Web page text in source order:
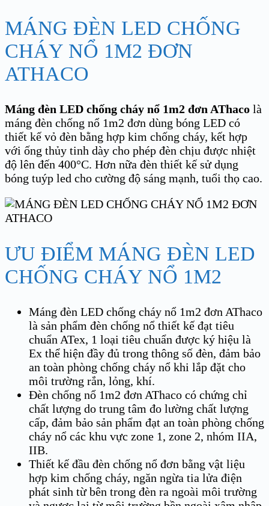
MÁNG ĐÈN LED CHỐNG
CHÁY NỔ 1M2 ĐƠN
ATHACO
Máng đèn LED chống cháy nổ 1m2 đơn AThaco là
máng đèn chống nổ 1m2 đơn dùng bóng LED có
thiết kế vỏ đèn bằng hợp kim chống cháy, kết hợp
với ống thủy tinh dày cho phép đèn chịu được nhiệt
độ lên đến 400°C. Hơn nữa đèn thiết kế sử dụng
bóng tuýp led cho cường độ sáng mạnh, tuổi thọ cao.
ƯU ĐIỂM MÁNG ĐÈN LED
CHỐNG CHÁY NỔ 1M2
Máng đèn LED chống cháy nổ 1m2 đơn AThaco
là sản phẩm đèn chống nổ thiết kế đạt tiêu
chuẩn ATex, 1 loại tiêu chuẩn được ký hiệu là
Ex thể hiện đầy đủ trong thông số đèn, đảm bảo
an toàn phòng chống cháy nổ khi lắp đặt cho
môi trường rắn, lỏng, khí.
Đèn chống nổ 1m2 đơn AThaco có chứng chỉ
chất lượng do trung tâm đo lường chất lượng
cấp, đảm bảo sản phẩm đạt an toàn phòng chống
cháy nổ các khu vực zone 1, zone 2, nhóm IIA,
IIB.
Thiết kế đầu đèn chống nổ đơn bằng vật liệu
hợp kim chống cháy, ngăn ngừa tia lửa điện
phát sinh từ bên trong đèn ra ngoài môi trường